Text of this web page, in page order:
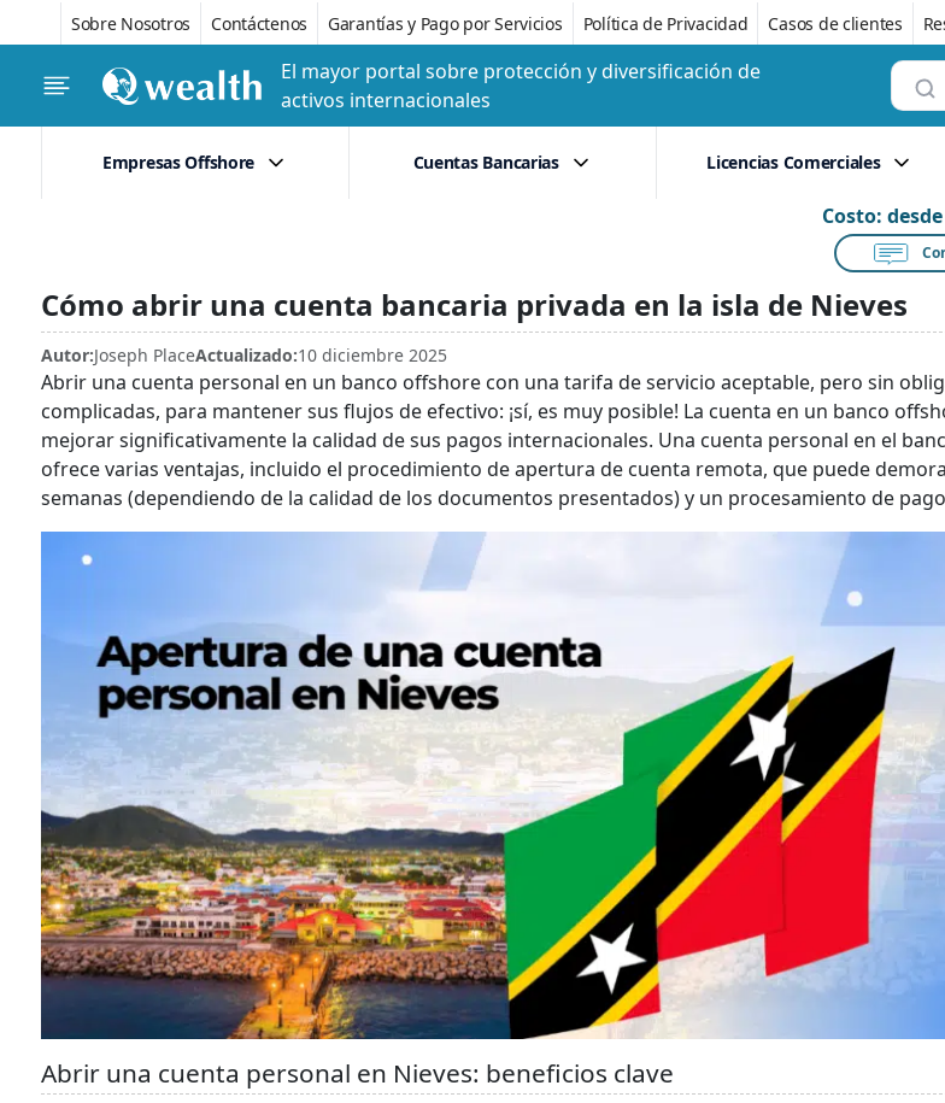
Sobre Nosotros Contáctenos Garantías y Pago por Servicios Política de Privacidad Casos de clientes
El mayor portal sobre protección y diversificación de
activos internacionales
Empresas Offshore Cuentas Bancarias Licencias Comerciales
Costo: desde
Cómo abrir una cuenta bancaria privada en la isla de Nieves
Autor:Joseph PlaceActualizado:10 diciembre 2025
Abrir una cuenta personal en un banco offshore con una tarifa de servicio aceptable, pero sin
complicadas, para mantener sus flujos de efectivo: ¡sí, es muy posible! La cuenta en un banco
mejorar significativamente la calidad de sus pagos internacionales. Una cuenta personal en el
ofrece varias ventajas, incluido el procedimiento de apertura de cuenta remota, que puede
semanas (dependiendo de la calidad de los documentos presentados) y un procesamiento de
Abrir una cuenta personal en Nieves: beneficios clave